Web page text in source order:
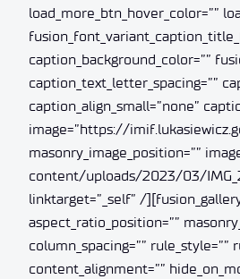
load_more_btn_hover_color=””
caption_background_color=””
caption_text_letter_spacing=””
caption_align_small=”none”
image=”https://
masonry_image_position=””
content/uploads/2023/03/
linktarget=”_self” /
aspect_ratio_position=””
column_spacing=”” rule_style=””
content_alignment=””